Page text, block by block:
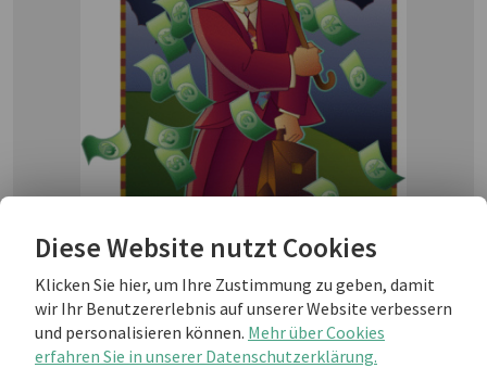
Diese Website nutzt Cookies
Klicken Sie hier, um Ihre Zustimmung zu geben, damit
wir Ihr Benutzererlebnis auf unserer Website verbessern
und personalisieren können. Mehr über Cookies
erfahren Sie in unserer Datenschutzerklärung.
Die Cashflow-Rechnung gehört im Vereinigten
Königreich zu den Unternehmenskennzahlen, die